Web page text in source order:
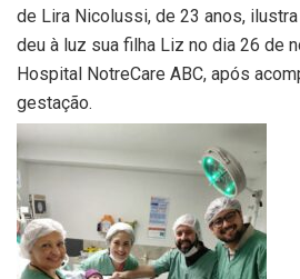
de Lira Nicolussi, de 23 anos,
deu à luz sua filha Liz no dia 26 de
Hospital NotreCare ABC, após
gestação.